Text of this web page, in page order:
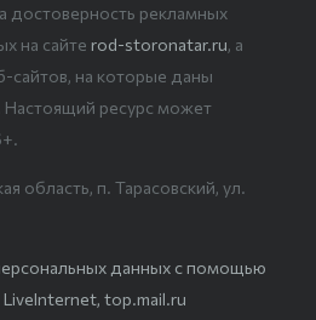
достоверность рекламных
на сайте rod-storonatar.ru, а
сайтов, на которые даны
Настоящий ресурс может
область, п. Тарасовский, ул.
данных с помощью
LiveInternet, top.mail.ru